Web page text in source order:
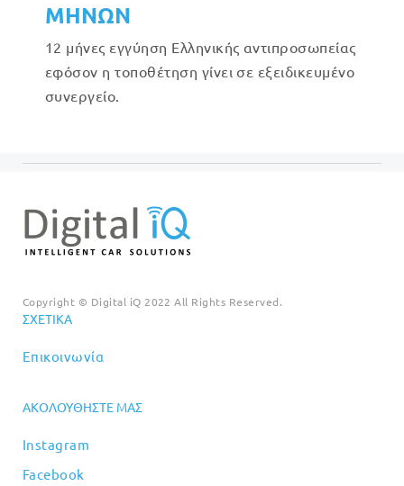
ΜΗΝΩΝ
12 μήνες εγγύηση Ελληνικής αντιπροσωπείας
εφόσον η τοποθέτηση γίνει σε εξειδικευμένο
συνεργείο.
Copyright © Digital iQ 2022 All Rights Reserved.
ΣΧΕΤΙΚΆ
Επικοινωνία
ΑΚΟΛΟΥΘΉΣΤΕ ΜΑΣ
Instagram
Facebook